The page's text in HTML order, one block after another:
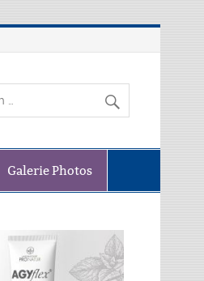
Galerie Photos